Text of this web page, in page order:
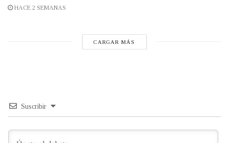
HACE 2 SEMANAS
CARGAR MÁS
Suscribir